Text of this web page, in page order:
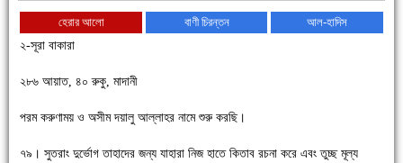
হেরার আলো বাণী চিরন্তন
আল-হাদিস
২-সূরা বাকারা
২৮৬ আয়াত, ৪০ রুকু, মাদানী
পরম করুণাময় ও অসীম দয়ালু আল্লাহর নামে শুরু করছি।
৭৯। সুতরাং দুর্ভোগ তাহাদের জন্য যাহারা নিজ হাতে কিতাব রচনা করে এবং তুচ্ছ মূল্য